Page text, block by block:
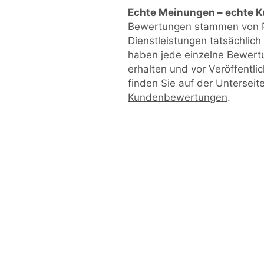
Echte Meinungen – echte
Bewertungen stammen von
Dienstleistungen
haben jede einzelne
erhalten und vor
finden Sie auf der
Kundenbewertungen.